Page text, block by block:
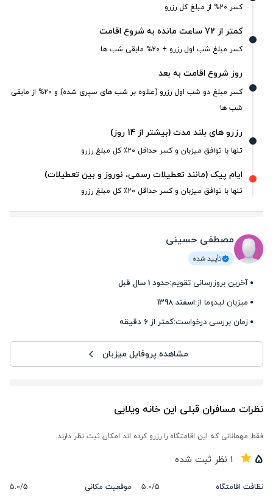
کسر 20% از مبلغ کل رزرو
کمتر از 72 ساعت مانده به شروع اقامت
کسر مبلغ شب اول رزرو + 20% مابقی شب ها
روز شروع اقامت به بعد
کسر مبلغ دو شب اول رزرو (علاوه بر شب های سپری شده) و 20% از مابقی
شب ها
رزرو های بلند مدت (بیشتر از 14 روز)
تنها با توافق میزبان و کسر حداقل ۲۰٪ کل مبلغ رزرو
ایام پیک (مانند تعطیلات رسمی، نوروز و بین تعطیلات)
تنها با توافق میزبان و کسر حداقل ۲۰٪ کل مبلغ رزرو
مصطفی حسینی
تأیید شده
آخرین بروزرسانی تقویم:حدود 1 سال قبل
میزبان لیدوما از:اسفند 1398
زمان بررسی درخواست:کمتر از 6 دقیقه
مشاهده پروفایل میزبان
نظرات مسافران قبلی این خانه ویلایی
فقط مهمانانی که این اقامتگاه را رزرو کرده اند امکان ثبت نظر دارند.
5
1 نظر ثبت شده
نظافت اقامتگاه 5/
5.0 موقعیت مکانی 5/
5.0